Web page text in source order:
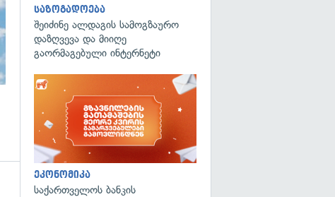
საზოგადოება
შეიძინე ალდაგის სამოგზაურო
დაზღვევა და მიიღე
გაორმაგებული ინტერნეტი
ეკონომიკა
საქართველოს ბანკის